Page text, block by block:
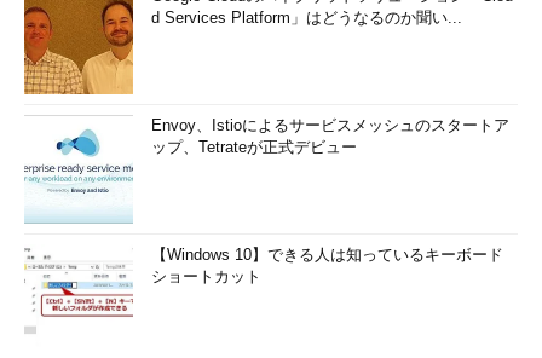
d Services Platform」はどうなるのか聞い...
Envoy、Istioによるサービスメッシュのスタートア
ップ、Tetrateが正式デビュー
【Windows 10】できる人は知っているキーボード
ショートカット